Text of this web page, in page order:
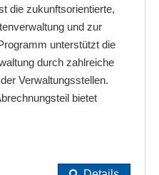
die zukunftsorientierte,
und zur
unterstützt die
durch zahlreiche
Verwaltungsstellen.
bietet